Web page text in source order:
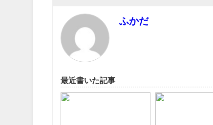
ふかだ
最近書いた記事